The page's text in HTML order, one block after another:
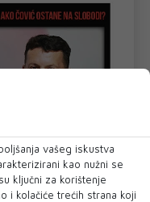
vašeg iskustva
kao nužni se
ključni za korištenje
i kolačiće trećih strana koji